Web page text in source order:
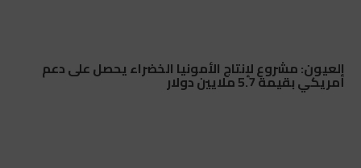
العيون: مشروع لإنتاج الأمونيا الخضراء يحصل على دعم
أمريكي بقيمة 5.7 ملايين دولار